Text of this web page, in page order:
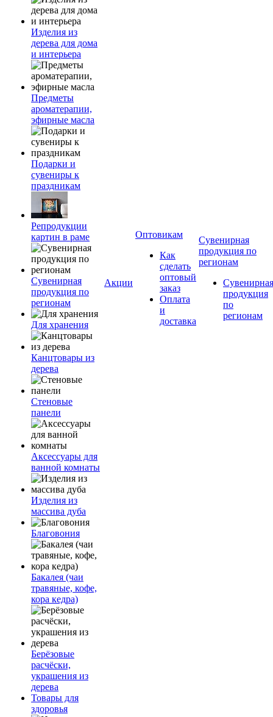
Изделия из
дерева для дома
и интерьера
Предметы
ароматерапии,
эфирные масла
Подарки и
сувениры к
праздникам
Репродукции
картин в раме
Сувенирная
продукция по
регионам
Для хранения
Канцтовары из
дерева
Стеновые
панели
Аксессуары для
ванной комнаты
Изделия из
массива дуба
Благовония
Бакалея (чаи
травяные, кофе,
кора кедра)
Берёзовые
расчёски,
украшения из
дерева
Товары для
здоровья
Акции
Оптовикам
Как
сделать
оптовый
заказ
Оплата
и
доставка
Сувенирная
продукция по
регионам
Сувенирная
продукция
по
регионам